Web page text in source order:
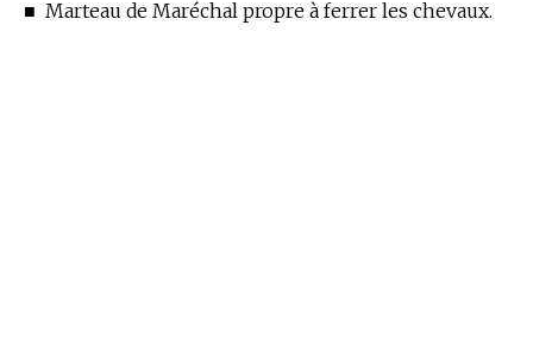
■ Marteau de Maréchal propre à ferrer les chevaux.